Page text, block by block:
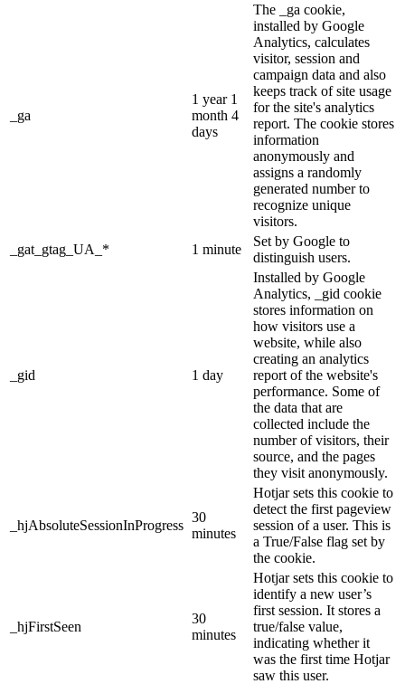
_ga
1 year 1
month 4
days
The _ga cookie,
installed by Google
Analytics, calculates
visitor, session and
campaign data and also
keeps track of site usage
for the site's analytics
report. The cookie stores
information
anonymously and
assigns a randomly
generated number to
recognize unique
visitors.
_gat_gtag_UA_*
1 minute
Set by Google to
distinguish users.
_gid 1 day
Installed by Google
Analytics, _gid cookie
stores information on
how visitors use a
website, while also
creating an analytics
report of the website's
performance. Some of
the data that are
collected include the
number of visitors, their
source, and the pages
they visit anonymously.
_hjAbsoluteSessionInProgress
30
minutes
Hotjar sets this cookie to
detect the first pageview
session of a user. This is
a True/False flag set by
the cookie.
_hjFirstSeen
30
minutes
Hotjar sets this cookie to
identify a new user’s
first session. It stores a
true/false value,
indicating whether it
was the first time Hotjar
saw this user.